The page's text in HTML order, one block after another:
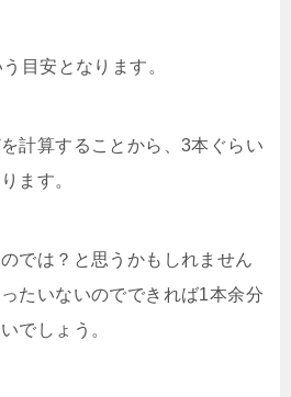
目安となります。
計算することから、3本ぐらい
ます。
では？と思うかもしれません
たいないのでできれば1本余分
でしょう。